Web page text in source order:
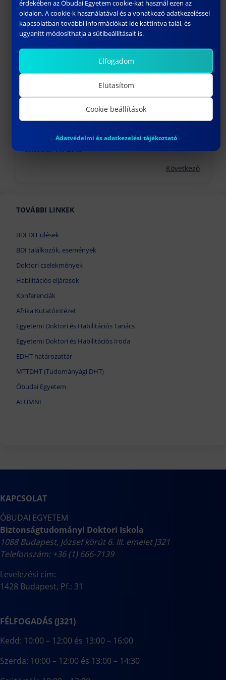
május 1, 2019
Előző
október 11, 2019
Következő
TOVÁBBI LINKEK
BDI DIT ülések
BDI találkozók, események
Doktori cselekmények
Habilitációs eljárások
Konferenciák
Afrika Kutatóintézet
Egyetemi Doktori és Habilitációs Tanács
Egyetemi Doktori és Habilitációs Iroda
EDHT határozattár
MTTDHT (Tudományági DHT)
Óbudai Egyetem
ALUMNI
KAPCSOLAT
ÓBUDAI EGYETEM
Biztonságtudományi Doktori Iskola
1088 Budapest, József körút 6. III. emelet J321
Telefonszám: +36 (1) 666-7139
Levelezési cím:
1428 Budapest, Pf.: 31
FÉLFOGADÁS (J321)
Kedd: 10:00 – 12:00 és 13:00 – 16:00
Szerda: 10:00 – 12:00 és 13:00 – 14:30
érdekében az Óbudai Egyetem cookie-kat használ ezen az
oldalon. A cookie-k használatával és a vonatkozó adatkezeléssel
kapcsolatban további információkat ide kattintva talál, és
ugyanitt módosíthatja a sütibeállításait is.
Elfogadom
Elutasítom
Cookie beállítások
Adatvédelmi és adatkezelési tájékoztató